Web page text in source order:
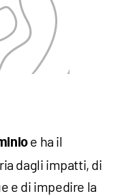
e ha il
dagli impatti, di
e di impedire la